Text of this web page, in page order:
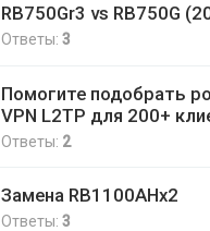
RB750Gr3 vs RB750G
Ответы:3
Помогите подобрать
VPN L2TP для 200+
Ответы: 2
Замена RB1100AHx2
Ответы:3